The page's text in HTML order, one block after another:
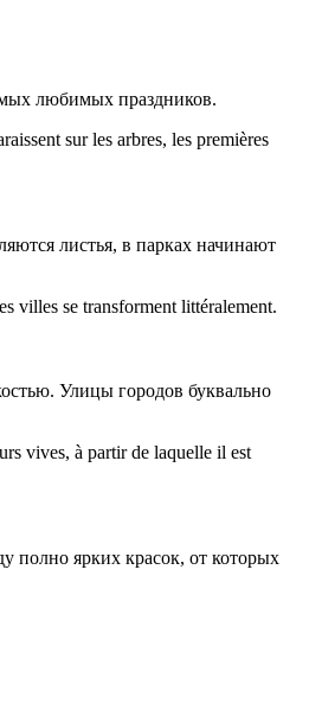
любимых праздников.
sur les arbres, les premières
листья, в парках начинают
villes se transforment littéralement.
Улицы городов буквально
vives, à partir de laquelle il est
полно ярких красок, от которых